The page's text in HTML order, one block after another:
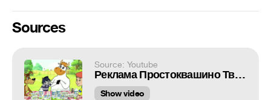
Sources
Source: Youtube
Реклама Простоквашино Творог для детей
Show video